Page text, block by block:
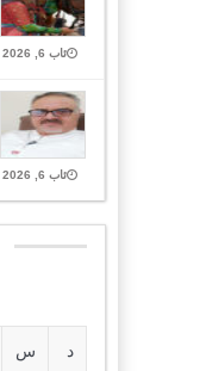
ئاب 6, 2026
ئاب 6, 2026
د س